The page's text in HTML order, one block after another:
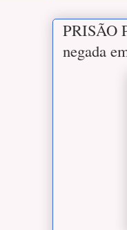
PRISÃO
negada